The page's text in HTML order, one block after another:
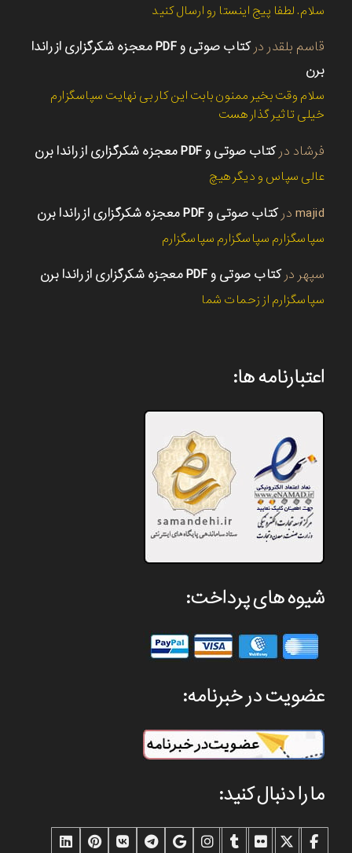
سلام. لطفا پیج اینستا رو ارسال کنید
قاسم بلقدر در
کتاب صوتی و PDF معجزه شکرگزاری از راندا
برن
سلام وقت بخیر ممنون بابت این کار بی نهایت سپاسگزارم
خیلی تاثیر گذار هست
فرشاد درکتاب صوتی و PDF معجزه شکرگزاری از راندا برن
عالی سپاس و دیگر هیچ
majid درکتاب صوتی و PDF معجزه شکرگزاری از راندا برن
سپاسگزارم سپاسگزارم سپاسگزارم
سپهر درکتاب صوتی و PDF معجزه شکرگزاری از راندا برن
سپاسگزارم از زحمات شما
اعتبارنامه ها:
شیوه های پرداخت:
عضویت در خبرنامه:
ما را دنبال کنید: